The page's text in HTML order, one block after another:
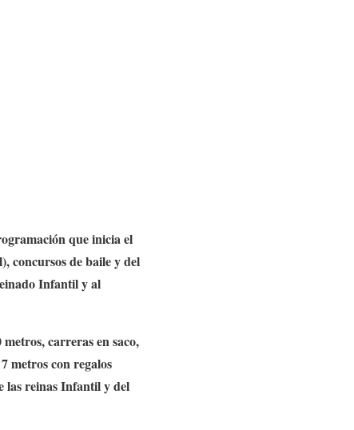
que inicia el
concursos de baile y del
Infantil y al
carreras en saco,
metros con regalos
las reinas Infantil y del